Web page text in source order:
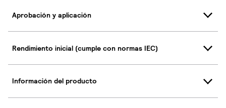
Aprobación y aplicación
Rendimiento inicial (cumple con normas IEC)
Información del producto